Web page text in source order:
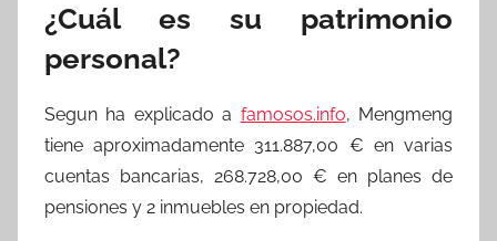
¿Cuál es su patrimonio
personal?
Segun ha explicado a famosos.info, Mengmeng
tiene aproximadamente 311.887,00 € en varias
cuentas bancarias, 268.728,00 € en planes de
pensiones y 2 inmuebles en propiedad.